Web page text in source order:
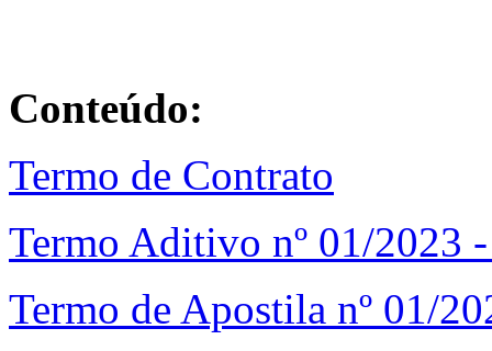
Conteúdo:
Termo de Contrato
Termo Aditivo nº 01/2023
Termo de Apostila nº 01/